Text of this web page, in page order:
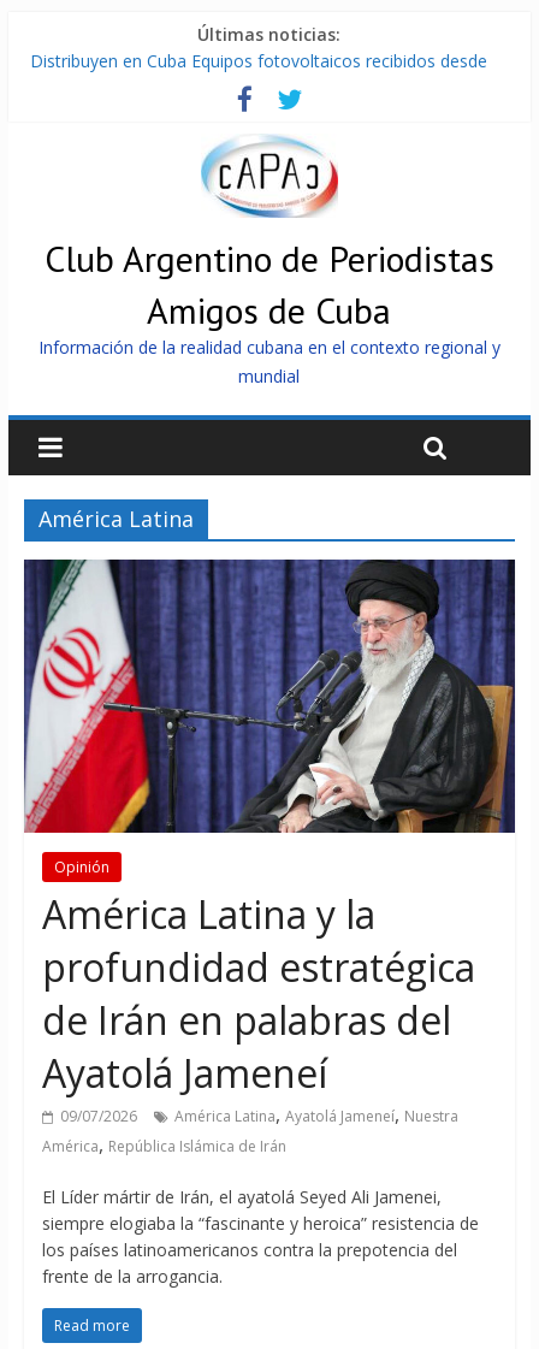
Últimas noticias:
Distribuyen en Cuba Equipos fotovoltaicos recibidos desde
La ONU condena medidas de EE.UU contra Cuba
Cuba alerta sobre doctrina militar de dominación de EEUU
Nuevas sanciones de EEUU contra Cuba apuntan a la
cooperación militar con Rusia y China
Brutal represión contra los que marchan para que no se
venda la patria
Club Argentino de Periodistas
Amigos de Cuba
Información de la realidad cubana en el contexto regional y
mundial
América Latina
Opinión
América Latina y la
profundidad estratégica
de Irán en palabras del
Ayatolá Jameneí
09/07/2026 América Latina, Ayatolá Jameneí, Nuestra
América, República Islámica de Irán
El Líder mártir de Irán, el ayatolá Seyed Ali Jamenei,
siempre elogiaba la “fascinante y heroica” resistencia de
los países latinoamericanos contra la prepotencia del
frente de la arrogancia.
Read more